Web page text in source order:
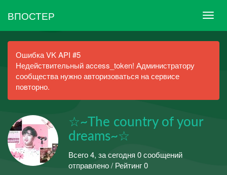
ВПОСТЕР
Ошибка VK API #5
Недействительный access_token! Администратору
сообщества нужно авторизоваться на сервисе
повторно.
☆~The country of your
dreams~☆
Всего 4, за сегодня 0 сообщений
отправлено / Рейтинг 0